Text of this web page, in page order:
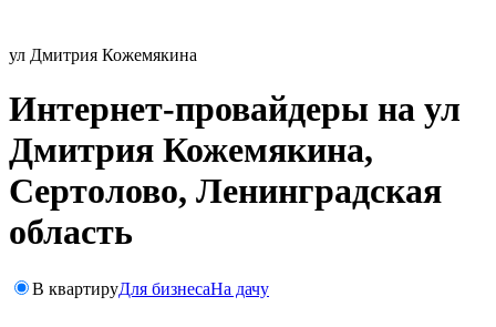
ул Дмитрия Кожемякина
Интернет-провайдеры на ул
Дмитрия Кожемякина,
Сертолово, Ленинградская
область
В квартируДля бизнесаНа дачу